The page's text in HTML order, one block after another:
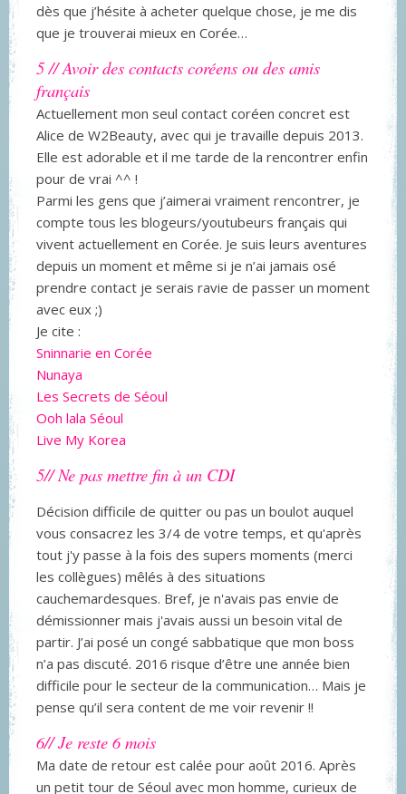
dès que j’hésite à acheter quelque chose, je me dis
que je trouverai mieux en Corée…
5 // Avoir des contacts coréens ou des amis
français
Actuellement mon seul contact coréen concret est
Alice de W2Beauty, avec qui je travaille depuis 2013.
Elle est adorable et il me tarde de la rencontrer enfin
pour de vrai ^^ !
Parmi les gens que j’aimerai vraiment rencontrer, je
compte tous les blogeurs/youtubeurs français qui
vivent actuellement en Corée. Je suis leurs aventures
depuis un moment et même si je n’ai jamais osé
prendre contact je serais ravie de passer un moment
avec eux ;)
Je cite :
Sninnarie en Corée
Nunaya
Les Secrets de Séoul
Ooh lala Séoul
Live My Korea
5// Ne pas mettre fin à un CDI
Décision difficile de quitter ou pas un boulot auquel
vous consacrez les 3/4 de votre temps, et qu'après
tout j'y passe à la fois des supers moments (merci
les collègues) mêlés à des situations
cauchemardesques. Bref, je n'avais pas envie de
démissionner mais j'avais aussi un besoin vital de
partir. J’ai posé un congé sabbatique que mon boss
n’a pas discuté. 2016 risque d’être une année bien
difficile pour le secteur de la communication… Mais je
pense qu’il sera content de me voir revenir !!
6// Je reste 6 mois
Ma date de retour est calée pour août 2016. Après
un petit tour de Séoul avec mon homme, curieux de